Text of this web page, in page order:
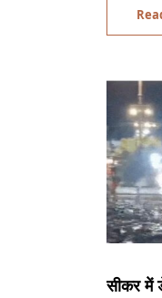
सीकर में